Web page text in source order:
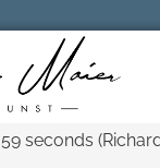
59 seconds